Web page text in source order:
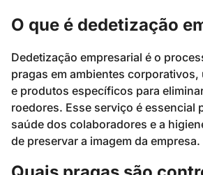
O que é dedetização
Dedetização empresarial é o
pragas em ambientes
e produtos específicos para
roedores. Esse serviço é essencial
saúde dos colaboradores e a
de preservar a imagem da empresa.